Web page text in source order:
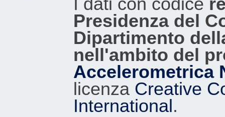
Presidenza del
Dipartimento
nell'ambito del
Accelerometrica
licenza Creative
International.